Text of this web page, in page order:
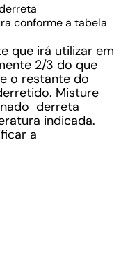
conforme a tabela
que irá utilizar em
2/3 do que
o restante do
Misture
derreta
indicada.
a